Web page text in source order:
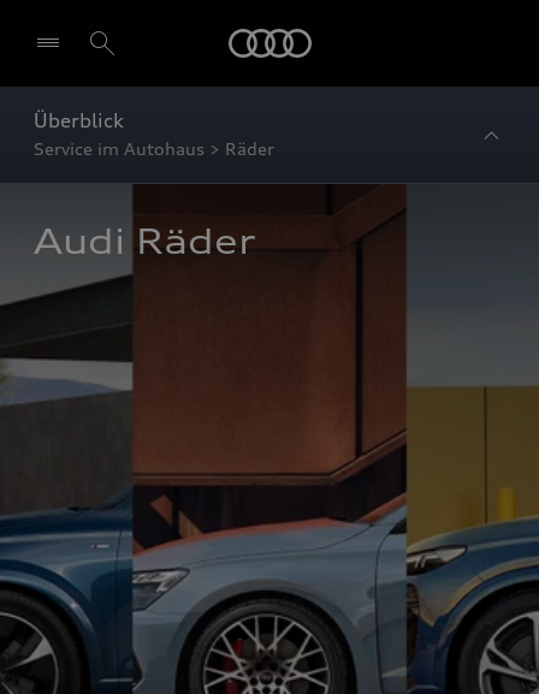
Überblick
Service im Autohaus > Räder
Audi Räder